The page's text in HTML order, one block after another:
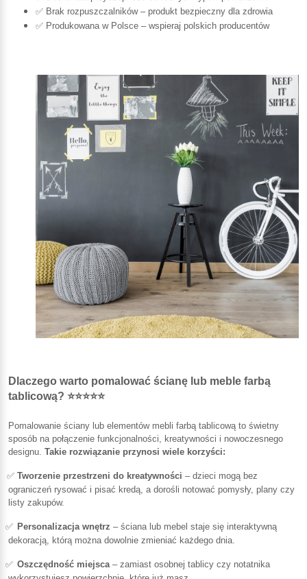
✅ Brak rozpuszczalników – produkt bezpieczny dla zdrowia
✅ Produkowana w Polsce – wspieraj polskich producentów
Dlaczego warto pomalować ścianę lub meble farbą
tablicową? ⭐⭐⭐⭐⭐
Pomalowanie ściany lub elementów mebli farbą tablicową to świetny
sposób na połączenie funkcjonalności, kreatywności i nowoczesnego
designu. Takie rozwiązanie przynosi wiele korzyści:
✅Tworzenie przestrzeni do kreatywności – dzieci mogą bez
ograniczeń rysować i pisać kredą, a dorośli notować pomysły, plany czy
listy zakupów.
✅ Personalizacja wnętrz – ściana lub mebel staje się interaktywną
dekoracją, którą można dowolnie zmieniać każdego dnia.
✅ Oszczędność miejsca– zamiast osobnej tablicy czy notatnika